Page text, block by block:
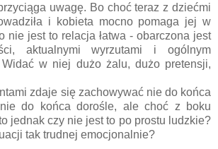
uwagę. Bo choć teraz z dziećmi
i kobieta mocno pomaga jej w
nie jest to relacja łatwa - obarczona jest
aktualnymi wyrzutami i ogólnym
Widać w niej dużo żalu, dużo pretensji,
zdaje się zachowywać nie do końca
do końca dorośle, ale choć z boku
jednak czy nie jest to po prostu ludzkie?
tak trudnej emocjonalnie?